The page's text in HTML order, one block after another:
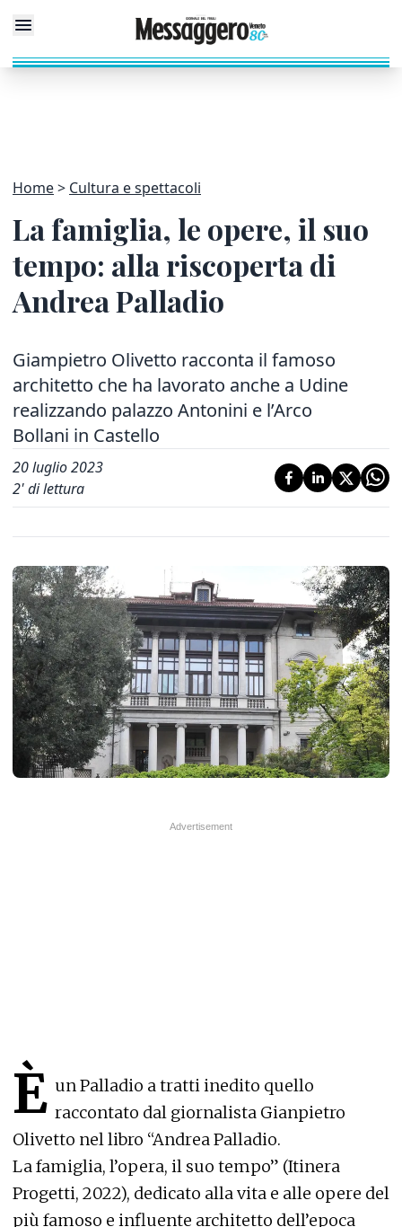
Home Cultura e spettacoli
La famiglia, le opere, il suo
tempo: alla riscoperta di
Andrea Palladio
Giampietro Olivetto racconta il famoso
architetto che ha lavorato anche a Udine
realizzando palazzo Antonini e l’Arco
Bollani in Castello
20 luglio 2023
2' di lettura
È un Palladio a tratti inedito quello
raccontato dal giornalista Gianpietro
Olivetto nel libro “Andrea Palladio.
La famiglia, l’opera, il suo tempo” (Itinera
Progetti, 2022), dedicato alla vita e alle opere del
più famoso e influente architetto dell’epoca